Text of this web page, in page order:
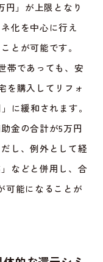
円」が上限となり
化を中心に行え
とが可能です。
帯であっても、安
を購入してリフォ
に緩和されます。
助金の合計が5万円
し、例外として経
などと併用し、合
可能になることが